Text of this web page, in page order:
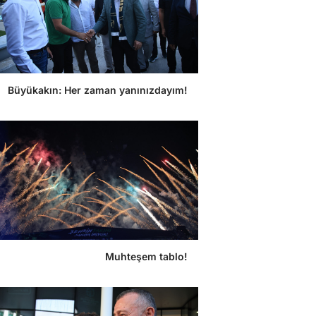
Büyükakın: Her zaman yanınızdayım!
Muhteşem tablo!